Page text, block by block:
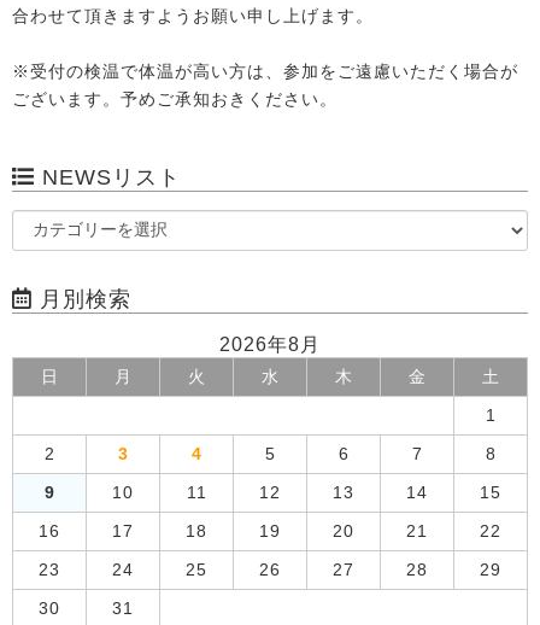
合わせて頂きますようお願い申し上げます。
※受付の検温で体温が高い方は、参加をご遠慮いただく場合が
ございます。予めご承知おきください。
NEWSリスト
月別検索
2026年8月
日 月 火 水 木 金 土
1
2 3 4 5 6 7 8
9 10 11 12 13 14 15
16 17 18 19 20 21 22
23 24 25 26 27 28 29
30 31